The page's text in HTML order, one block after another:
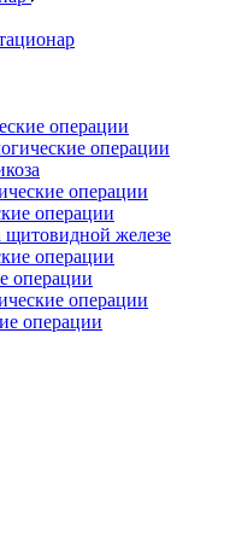
операции
операции
операции
операции
железе
операции
операции
операции
операции